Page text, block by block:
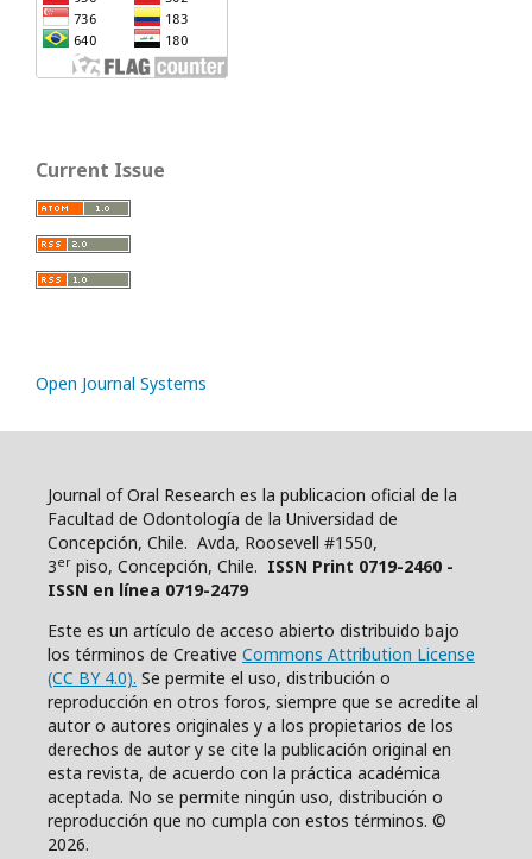
Current Issue
Open Journal Systems
Journal of Oral Research es la publicacion oficial de la
Facultad de Odontología de la Universidad de
Concepción, Chile. Avda, Roosevell #1550,
3er piso, Concepción, Chile. ISSN Print 0719-2460 -
ISSN en línea 0719-2479
Este es un artículo de acceso abierto distribuido bajo
los términos de Creative Commons Attribution License
(CC BY 4.0). Se permite el uso, distribución o
reproducción en otros foros, siempre que se acredite al
autor o autores originales y a los propietarios de los
derechos de autor y se cite la publicación original en
esta revista, de acuerdo con la práctica académica
aceptada. No se permite ningún uso, distribución o
reproducción que no cumpla con estos términos. ©
2026.